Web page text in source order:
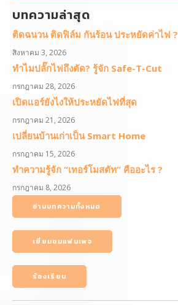
บทความล่าสุด
ติดฉนวน ติดฟิล์ม กันร้อน ประหยัดค่าไฟ ?
สิงหาคม 3, 2026
ทำไมปลั๊กไฟถึงตัด? รู้จัก Safe-T-Cut
กรกฎาคม 28, 2026
เปิดแอร์ยังไงให้ประหยัดไฟที่สุด
กรกฎาคม 21, 2026
เปลี่ยนบ้านเก่าเป็น Smart Home
กรกฎาคม 15, 2026
ทำความรู้จัก “เทอร์โมสตัท” คืออะไร ?
กรกฎาคม 8, 2026
อ่านบทความทั้งหมด
เยี่ยมชมแฟนเพจ
ร้องเรียน